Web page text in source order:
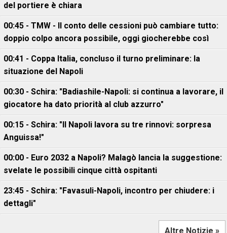
del portiere è chiara
00:45 - TMW - Il conto delle cessioni può cambiare tutto:
doppio colpo ancora possibile, oggi giocherebbe così
00:41 - Coppa Italia, concluso il turno preliminare: la
situazione del Napoli
00:30 - Schira: "Badiashile-Napoli: si continua a lavorare, il
giocatore ha dato priorità al club azzurro"
00:15 - Schira: "Il Napoli lavora su tre rinnovi: sorpresa
Anguissa!"
00:00 - Euro 2032 a Napoli? Malagò lancia la suggestione:
svelate le possibili cinque città ospitanti
23:45 - Schira: "Favasuli-Napoli, incontro per chiudere: i
dettagli"
Altre Notizie »